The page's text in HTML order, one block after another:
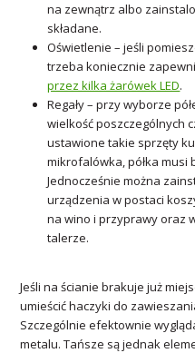
na zewnątrz albo
składane.
Oświetlenie – jeśli
trzeba koniecznie
przez kilka żarówek LED.
Regały – przy wyborze
wielkość poszczególnych
ustawione takie sprzęty
mikrofalówka, półka musi
Jednocześnie można
urządzenia w postaci
na wino i przyprawy oraz
talerze.
Jeśli na ścianie brakuje już
umieścić haczyki do
Szczególnie efektownie
metalu. Tańsze są jednak